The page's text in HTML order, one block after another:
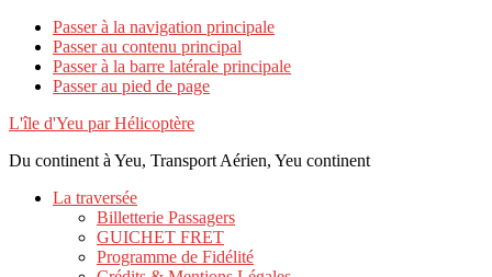
Passer à la navigation principale
Passer au contenu principal
Passer à la barre latérale principale
Passer au pied de page
L'île d'Yeu par Hélicoptère
Du continent à Yeu, Transport Aérien, Yeu continent
La traversée
Billetterie Passagers
GUICHET FRET
Programme de Fidélité